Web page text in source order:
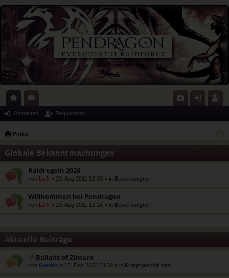
ort or
e de re
Anmelden Registrieren
Portal
Globale Bekanntmachungen
Raidregeln 2026
von Lofi » 29. Aug 2011 12:30 » in Bewerbungen
Willkommen bei Pendragon
von Lofi » 29. Aug 2011 12:24 » in Bewerbungen
Aktuelle Beiträge
at
Ballads of Zimara
von Gardas » 13. Dez 2023 23:39 » in Kriegsgeschichten